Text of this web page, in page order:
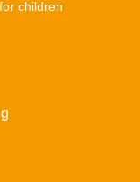
children